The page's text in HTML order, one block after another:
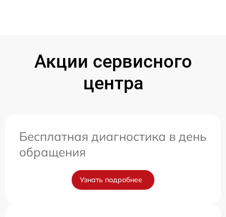
Акции сервисного
центра
Бесплатная диагностика в день
обращения
Узнать подробнее